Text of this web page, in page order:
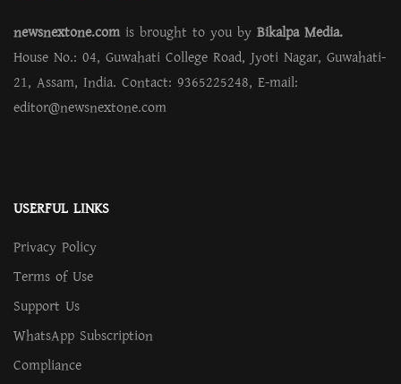
newsnextone.com is brought to you by Bikalpa Media.
House No.: 04, Guwahati College Road, Jyoti Nagar, Guwahati-
21, Assam, India. Contact: 9365225248, E-mail:
editor@newsnextone.com
USERFUL LINKS
Privacy Policy
Terms of Use
Support Us
WhatsApp Subscription
Compliance